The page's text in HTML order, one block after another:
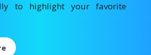
to highlight your favorite